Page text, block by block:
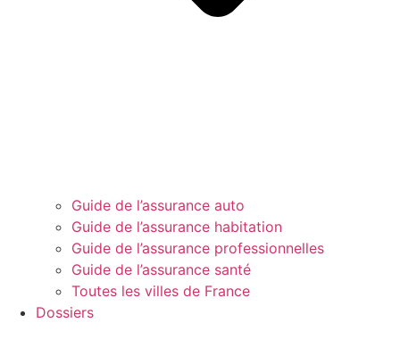
Guide de l’assurance auto
Guide de l’assurance habitation
Guide de l’assurance professionnelles
Guide de l’assurance santé
Toutes les villes de France
Dossiers